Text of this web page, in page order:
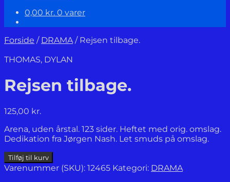
0,00 kr. 0 varer
Forside / DRAMA/ Rejsen tilbage.
THOMAS, DYLAN
Rejsen tilbage.
125,00 kr.
Arena, uden årstal. 123 sider. Heftet med orig. omslag.
Dedikation fra Jørgen Nash. Let smuds på omslag.
Rejsen
tilbage.
Tilføj til kurv
Varenummer (SKU): 12465 Kategori: DRAMA